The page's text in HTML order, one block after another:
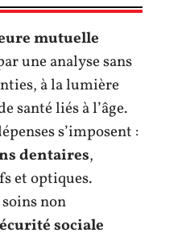
mutuelle
une analyse sans
à la lumière
santé liés à l’âge.
s’imposent :
dentaires,
et optiques.
non
sociale